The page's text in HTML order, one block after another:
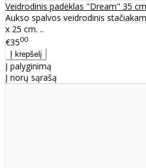
Veidrodinis padėklas "Dream" 35
Aukso spalvos veidrodinis
x 25 cm. ..
€3500
Į palyginimą
Į norų sąrašą